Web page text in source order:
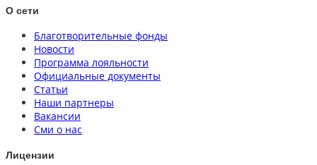
О сети
Благотворительные фонды
Новости
Программа лояльности
Официальные документы
Статьи
Наши партнеры
Вакансии
Сми о нас
Лицензии